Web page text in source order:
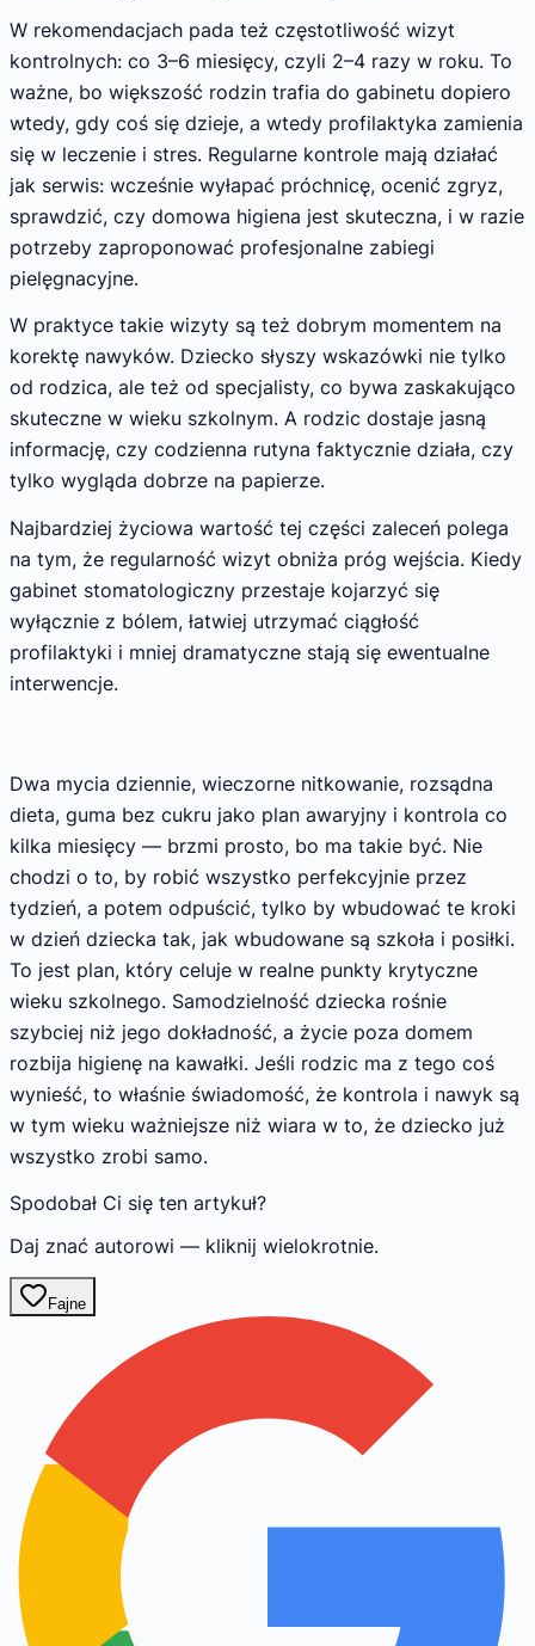
W rekomendacjach pada też częstotliwość wizyt
kontrolnych: co 3–6 miesięcy, czyli 2–4 razy w roku. To
ważne, bo większość rodzin trafia do gabinetu dopiero
wtedy, gdy coś się dzieje, a wtedy profilaktyka zamienia
się w leczenie i stres. Regularne kontrole mają działać
jak serwis: wcześnie wyłapać próchnicę, ocenić zgryz,
sprawdzić, czy domowa higiena jest skuteczna, i w razie
potrzeby zaproponować profesjonalne zabiegi
pielęgnacyjne.
W praktyce takie wizyty są też dobrym momentem na
korektę nawyków. Dziecko słyszy wskazówki nie tylko
od rodzica, ale też od specjalisty, co bywa zaskakująco
skuteczne w wieku szkolnym. A rodzic dostaje jasną
informację, czy codzienna rutyna faktycznie działa, czy
tylko wygląda dobrze na papierze.
Najbardziej życiowa wartość tej części zaleceń polega
na tym, że regularność wizyt obniża próg wejścia. Kiedy
gabinet stomatologiczny przestaje kojarzyć się
wyłącznie z bólem, łatwiej utrzymać ciągłość
profilaktyki i mniej dramatyczne stają się ewentualne
interwencje.
Dwa mycia dziennie, wieczorne nitkowanie, rozsądna
dieta, guma bez cukru jako plan awaryjny i kontrola co
kilka miesięcy — brzmi prosto, bo ma takie być. Nie
chodzi o to, by robić wszystko perfekcyjnie przez
tydzień, a potem odpuścić, tylko by wbudować te kroki
w dzień dziecka tak, jak wbudowane są szkoła i posiłki.
To jest plan, który celuje w realne punkty krytyczne
wieku szkolnego. Samodzielność dziecka rośnie
szybciej niż jego dokładność, a życie poza domem
rozbija higienę na kawałki. Jeśli rodzic ma z tego coś
wynieść, to właśnie świadomość, że kontrola i nawyk są
w tym wieku ważniejsze niż wiara w to, że dziecko już
wszystko zrobi samo.
Spodobał Ci się ten artykuł?
Daj znać autorowi — kliknij wielokrotnie.
Fajne